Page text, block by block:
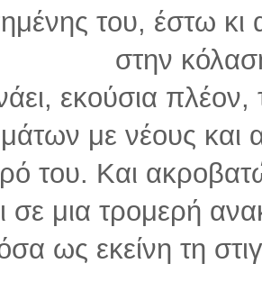
του, έστω κι
στην
εκούσια
με νέους
του. Και
σε μια τρομερή
ως εκείνη τη